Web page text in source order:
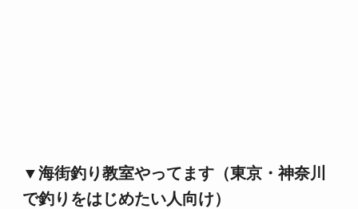
▼海街釣り教室やってます（東京・神奈川
で釣りをはじめたい人向け）